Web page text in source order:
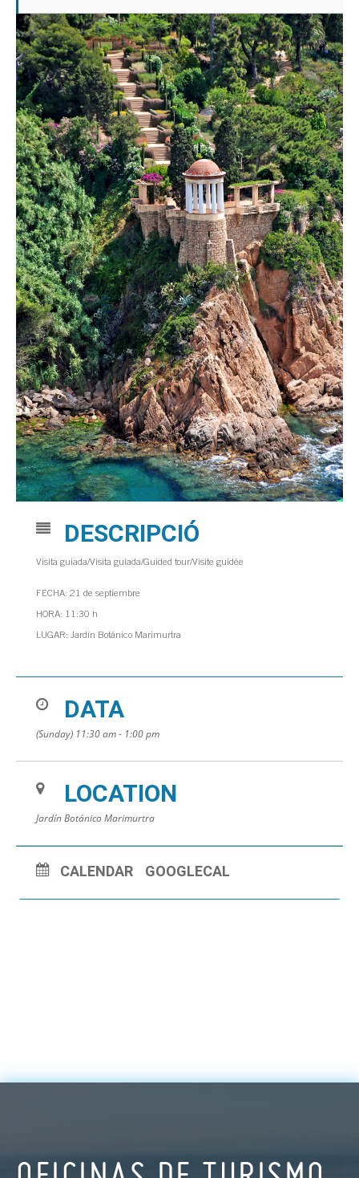
DESCRIPCIÓ
Visita guiada/Visita guiada/Guided tour/Visite guidée
FECHA: 21 de septiembre
HORA: 11:30 h
LUGAR: Jardín Botánico Marimurtra
DATA
(Sunday) 11:30 am - 1:00 pm
LOCATION
Jardín Botánico Marimurtra
CALENDAR GOOGLECAL